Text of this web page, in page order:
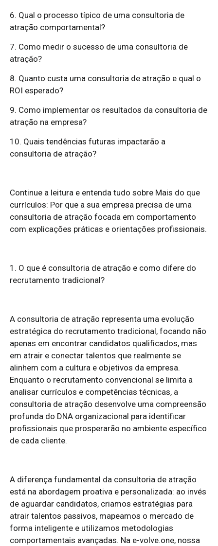
6. Qual o processo típico de uma consultoria de
atração comportamental?
7. Como medir o sucesso de uma consultoria de
atração?
8. Quanto custa uma consultoria de atração e qual o
ROI esperado?
9. Como implementar os resultados da consultoria de
atração na empresa?
10. Quais tendências futuras impactarão a
consultoria de atração?
Continue a leitura e entenda tudo sobre Mais do que
currículos: Por que a sua empresa precisa de uma
consultoria de atração focada em comportamento
com explicações práticas e orientações profissionais.
1. O que é consultoria de atração e como difere do
recrutamento tradicional?
A consultoria de atração representa uma evolução
estratégica do recrutamento tradicional, focando não
apenas em encontrar candidatos qualificados, mas
em atrair e conectar talentos que realmente se
alinhem com a cultura e objetivos da empresa.
Enquanto o recrutamento convencional se limita a
analisar currículos e competências técnicas, a
consultoria de atração desenvolve uma compreensão
profunda do DNA organizacional para identificar
profissionais que prosperarão no ambiente específico
de cada cliente.
A diferença fundamental da consultoria de atração
está na abordagem proativa e personalizada: ao invés
de aguardar candidatos, criamos estratégias para
atrair talentos passivos, mapeamos o mercado de
forma inteligente e utilizamos metodologias
comportamentais avançadas. Na e-volve.one, nossa